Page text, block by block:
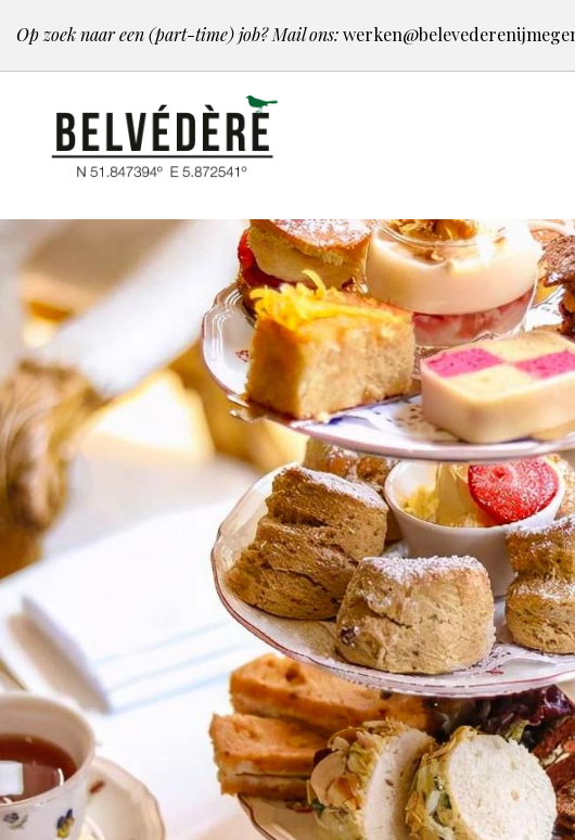
Op zoek naar een (part-time) job? Mail ons: